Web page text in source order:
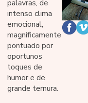
palavras, de
intenso clima
emocional,
magnificamente
pontuado por
oportunos
toques de
humor e de
grande ternura.